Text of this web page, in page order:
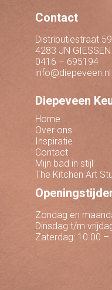
Contact
Distributiestraat 59
4283 JN GIESSEN
0416 – 695194
info@diepeveen.nl
Diepeveen
Home
Over ons
Inspiratie
Contact
Mijn bad in stijl
The Kitchen Art
Zondag en
Dinsdag t/m
Zaterdag: 10.00 –